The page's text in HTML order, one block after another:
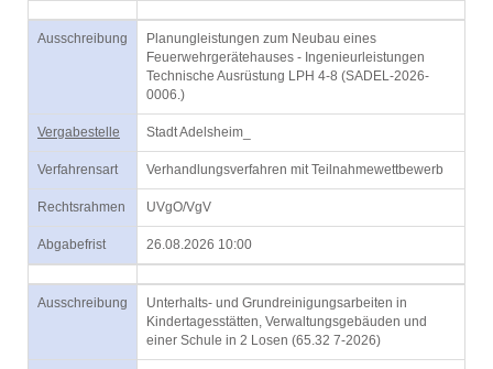
Ausschreibung
Planungleistungen zum Neubau eines
Feuerwehrgerätehauses - Ingenieurleistungen
Technische Ausrüstung LPH 4-8 (SADEL-2026-
0006.)
Vergabestelle Stadt Adelsheim_
Verfahrensart Verhandlungsverfahren mit Teilnahmewettbewerb
Rechtsrahmen UVgO/VgV
Abgabefrist 26.08.2026 10:00
Ausschreibung
Unterhalts- und Grundreinigungsarbeiten in
Kindertagesstätten, Verwaltungsgebäuden und
einer Schule in 2 Losen (65.32 7-2026)